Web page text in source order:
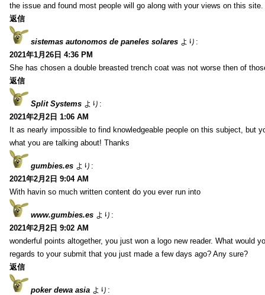
the issue and found most people will go along with your views on this site.
返信
sistemas autonomos de paneles solares より:
2021年1月26日 4:36 PM
She has chosen a double breasted trench coat was not worse then of
返信
Split Systems より:
2021年2月2日 1:06 AM
It as nearly impossible to find knowledgeable people on this subject, but
what you are talking about! Thanks
gumbies.es より:
2021年2月2日 9:04 AM
With havin so much written content do you ever run into
www.gumbies.es より:
2021年2月2日 9:02 AM
wonderful points altogether, you just won a logo new reader. What would
regards to your submit that you just made a few days ago? Any sure?
返信
poker dewa asia より: